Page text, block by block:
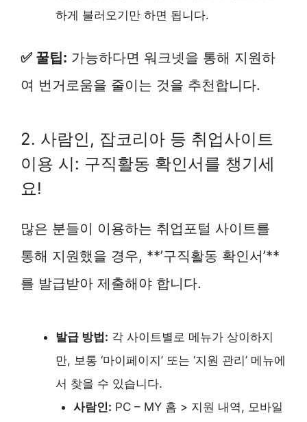
하게 불러오기만 하면 됩니다.
✅ 꿀팁: 가능하다면 워크넷을 통해 지원하
여 번거로움을 줄이는 것을 추천합니다.
2. 사람인, 잡코리아 등 취업사이트
이용 시: 구직활동 확인서를 챙기세
요!
많은 분들이 이용하는 취업포털 사이트를
통해 지원했을 경우, **’구직활동 확인서’**
를 발급받아 제출해야 합니다.
발급 방법: 각 사이트별로 메뉴가 상이하지
만, 보통 ‘마이페이지’ 또는 ‘지원 관리’ 메뉴에
서 찾을 수 있습니다.
사람인: PC – MY 홈 > 지원 내역, 모바일